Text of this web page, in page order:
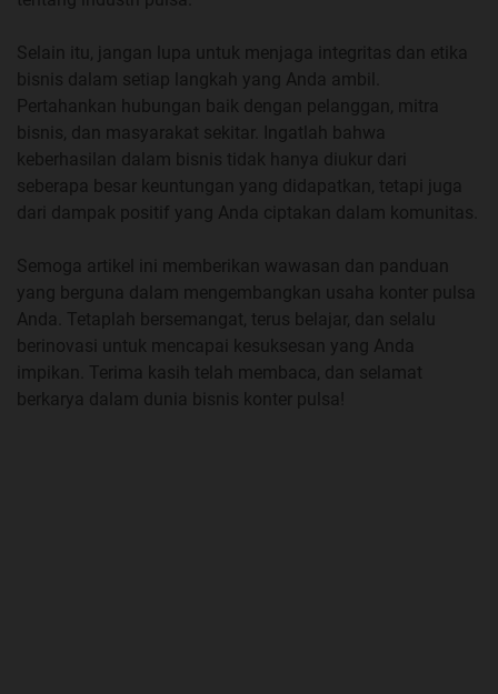
Selain itu, jangan lupa untuk menjaga integritas dan etika
bisnis dalam setiap langkah yang Anda ambil.
Pertahankan hubungan baik dengan pelanggan, mitra
bisnis, dan masyarakat sekitar. Ingatlah bahwa
keberhasilan dalam bisnis tidak hanya diukur dari
seberapa besar keuntungan yang didapatkan, tetapi juga
dari dampak positif yang Anda ciptakan dalam komunitas.
Semoga artikel ini memberikan wawasan dan panduan
yang berguna dalam mengembangkan usaha konter pulsa
Anda. Tetaplah bersemangat, terus belajar, dan selalu
berinovasi untuk mencapai kesuksesan yang Anda
impikan. Terima kasih telah membaca, dan selamat
berkarya dalam dunia bisnis konter pulsa!